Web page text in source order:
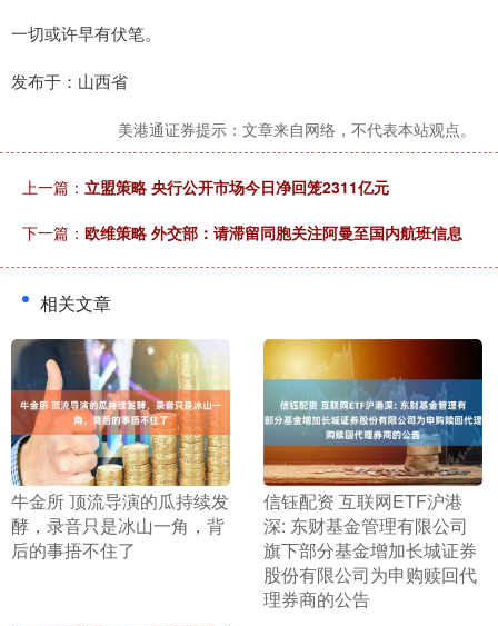
一切或许早有伏笔。
发布于：山西省
美港通证券提示：文章来自网络，不代表本站观点。
上一篇： 立盟策略 央行公开市场今日净回笼2311亿元
下一篇： 欧维策略 外交部：请滞留同胞关注阿曼至国内航班信息
相关文章
​牛金所 顶流导演的瓜持续发
酵，录音只是冰山一角，背
后的事捂不住了
​信钰配资 互联网ETF沪港
深: 东财基金管理有限公司
旗下部分基金增加长城证券
股份有限公司为申购赎回代
理券商的公告